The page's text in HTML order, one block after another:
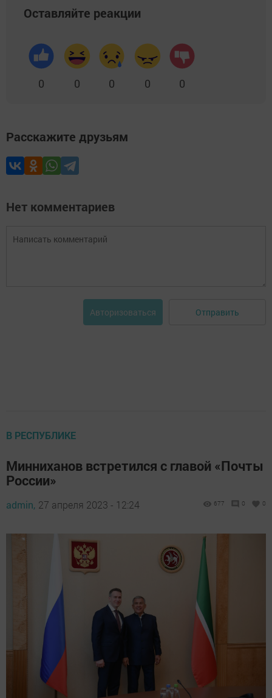
Оставляйте реакции
0 0 0 0 0
Расскажите друзьям
Нет комментариев
Авторизоваться Отправить
В РЕСПУБЛИКЕ
Минниханов встретился с главой «Почты
России»
admin, 27 апреля 2023 - 12:24 677 0 0